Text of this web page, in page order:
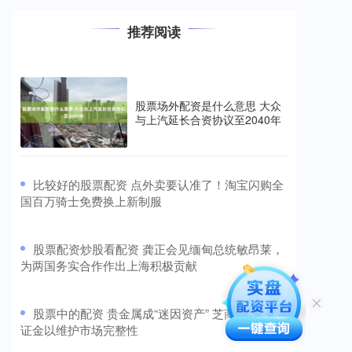
推荐阅读
股票场外配资是什么意思 大众
与上汽延长合资协议至2040年
​比较好的股票配资 点外卖要认准了！淘宝闪购全
国百万骑士免费换上新制服
​股票配资炒股看配资 龚正会见缅甸总统敏昂莱，
为两国务实合作作出上海积极贡献
​股票中的配资 贵金属成“迷因资产” 芝商所上调保
证金以维护市场完整性